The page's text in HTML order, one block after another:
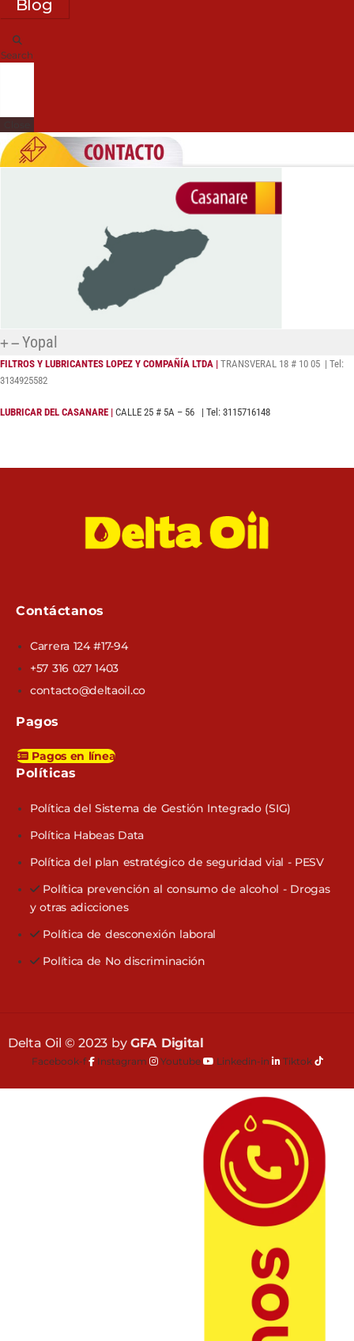
Blog
Search
Yopal
FILTROS Y LUBRICANTES LOPEZ Y COMPAÑÍA LTDA | TRANSVERAL 18 # 10 05 | Tel:
3134925582
LUBRICAR DEL CASANARE | CALLE 25 # 5A – 56 | Tel: 3115716148
Contáctanos
Carrera 124 #17-94
+57 316 027 1403
contacto@deltaoil.co
Pagos
Pagos en línea
Políticas​
Política del Sistema de Gestión Integrado (SIG)
Política Habeas Data
Política del plan estratégico de seguridad vial - PESV
Política prevención al consumo de alcohol - Drogas
y otras adicciones
Política de desconexión laboral
Política de No discriminación
Delta Oil © 2023 by GFA Digital
Facebook-f Instagram Youtube Linkedin-in Tiktok